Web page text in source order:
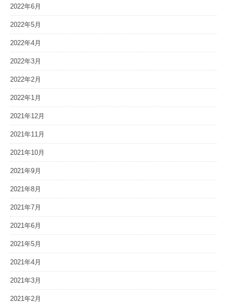
2022年6月
2022年5月
2022年4月
2022年3月
2022年2月
2022年1月
2021年12月
2021年11月
2021年10月
2021年9月
2021年8月
2021年7月
2021年6月
2021年5月
2021年4月
2021年3月
2021年2月